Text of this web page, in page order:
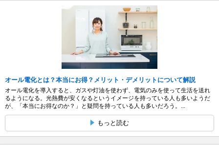
オール電化とは？本当にお得？メリット・デメリットについて解説
オール電化を導入すると、ガスや灯油を使わず、電気のみを使って生活を送れ
るようになる。光熱費が安くなるというイメージを持っている人も多いようだ
が、「本当にお得なのか？」と疑問を持っている人も多いだろう。...
もっと読む